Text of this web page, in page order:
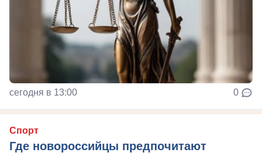
сегодня в 13:00 0
Спорт
Где новороссийцы предпочитают